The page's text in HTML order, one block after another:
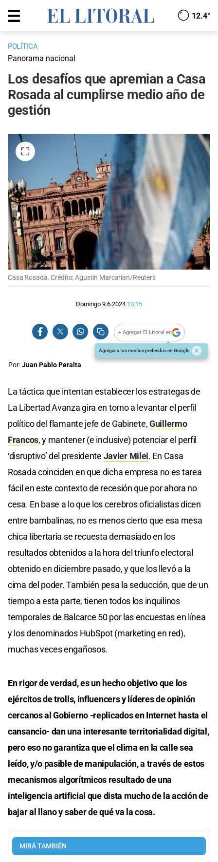
12.4°
POLÍTICA
Panorama nacional
Los desafíos que apremian a Casa
Rosada al cumplirse medio año de
gestión
Casa Rosada. Crédito: Agustin Marcarian/Reuters
Domingo 9.6.2024 10:15
+ Agregar El Litoral en
Agregar a tus medios preferidos en Google
Por:Juan Pablo Peralta
La táctica que intentan establecer los estrategas de
La Libertad Avanza gira en torno a levantar el perfil
político del flamante jefe de Gabinete,Guillermo
Francos, y mantener (e inclusive) potenciar el perfil
‘disruptivo’ del presidente Javier Milei. En Casa
Rosada coinciden en que dicha empresa no es tarea
fácil en este contexto de recesión que por ahora no
cesa. En base a lo que los cerebros oficialistas dicen
entre bambalinas, no es menos cierto que esa mesa
chica libertaria se recuesta demasiado en los
resultados obtenidos a la hora del triunfo electoral
obtenido en diciembre pasado, y que los llevó a la
cima del poder. También pesa la seducción, que de un
tiempo a esta parte, tienen todos los inquilinos
temporales de Balcarce 50 por las encuestas en línea
y los denominados HubSpot (marketing en red),
muchas veces engañosos.
En rigor de verdad, es un hecho objetivo que los
ejércitos de trolls, influencers y líderes de opinión
cercanos al Gobierno -replicados en Internet hasta el
cansancio- dan una interesante territorialidad digital,
pero eso no garantiza que el clima en la calle sea
leído, y/o pasible de manipulación, a través de estos
mecanismos algorítmicos resultado de una
inteligencia artificial que dista mucho de la acción de
bajar al llano y saber de qué va la cosa.
MIRÁ TAMBIÉN